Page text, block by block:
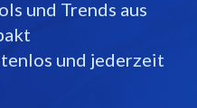
und Trends aus
und jederzeit